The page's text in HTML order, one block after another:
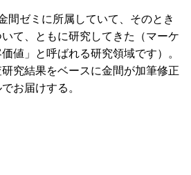
間ゼミに所属していて、そのとき
て、ともに研究してきた（マーケ
値」と呼ばれる研究領域です）。
究結果をベースに金間が加筆修正
お届けする。